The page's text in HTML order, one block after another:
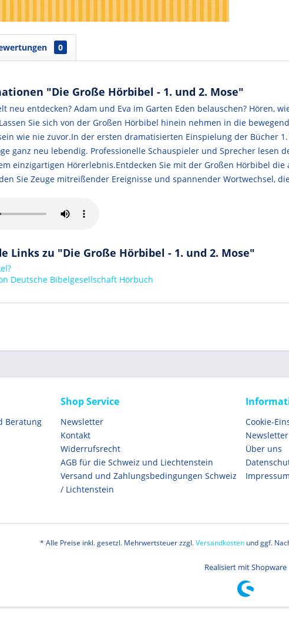
0
"Die Große Hörbibel - 1. und 2. Mose"
neu entdecken? Adam und Eva im Garten Eden belauschen? Hören,
Sie sich von der Großen Hörbibel hinein nehmen in die
wie nie zuvor.In der ersten dramatisierten Einspielung der Bücher
ganz neu lebendig. Professionelle Schauspieler und Sprecher lesen
einzigartigen Hörerlebnis.Entdecken Sie mit der Großen Hörbibel
Sie Zeuge mitreißender Ereignisse und spannender Wortwechsel,
Links zu "Die Große Hörbibel - 1. und 2. Mose"
Deutsche Bibelgesellschaft Hörbuch
Beratung
Shop Service
Newsletter
Kontakt
Widerrufsrecht
AGB für die Schweiz und Liechtenstein
Versand und Zahlungsbedingungen Schweiz
/ Lichtenstein
Cookie-
Newsletter
Über uns
Impressum
* Alle Preise inkl. gesetzl. Mehrwertsteuer zzgl.Versandkostenund ggf.
Realisiert mit Shopware